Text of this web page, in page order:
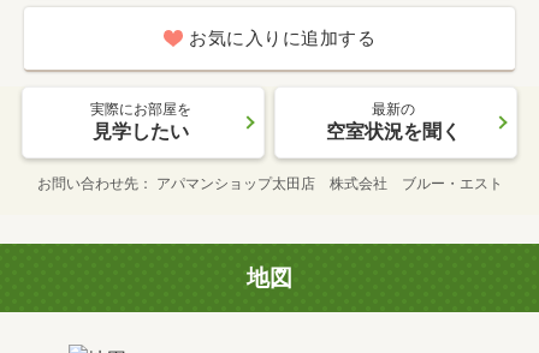
お気に入りに追加する
実際にお部屋を
見学したい
最新の
空室状況を聞く
お問い合わせ先 アパマンショップ太田店 株式会社 ブルー・エスト
地図